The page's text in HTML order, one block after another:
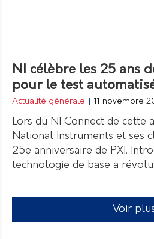
NI célèbre les 25 ans
pour le test
Actualité générale 11 novembre
Lors du NI Connect de cette
National Instruments et ses
25e anniversaire de PXI.
technologie de base a
Voir